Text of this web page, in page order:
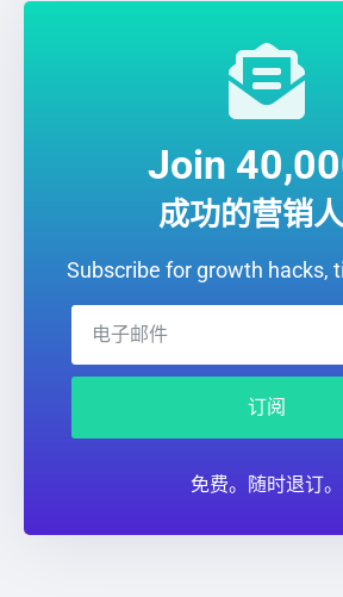
Join
成功的营销
Subscribe for growth hacks,
订阅
免费。随时退订。